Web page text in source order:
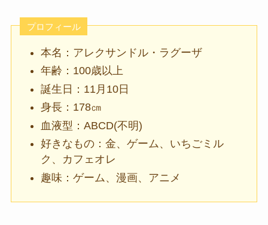
プロフィール
本名：アレクサンドル・ラグーザ
年齢：100歳以上
誕生日：11月10日
身長：178㎝
血液型：ABCD(不明)
好きなもの：金、ゲーム、いちごミル
ク、カフェオレ
趣味：ゲーム、漫画、アニメ